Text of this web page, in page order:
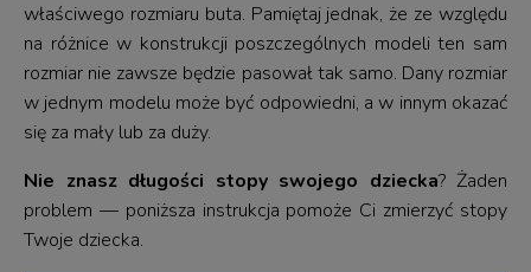
właściwego rozmiaru buta. Pamiętaj jednak, że ze względu
na różnice w konstrukcji poszczególnych modeli ten sam
rozmiar nie zawsze będzie pasował tak samo. Dany rozmiar
w jednym modelu może być odpowiedni, a w innym okazać
się za mały lub za duży.
Nie znasz długości stopy swojego dziecka? Żaden
problem — poniższa instrukcja pomoże Ci zmierzyć stopy
Twoje dziecka.